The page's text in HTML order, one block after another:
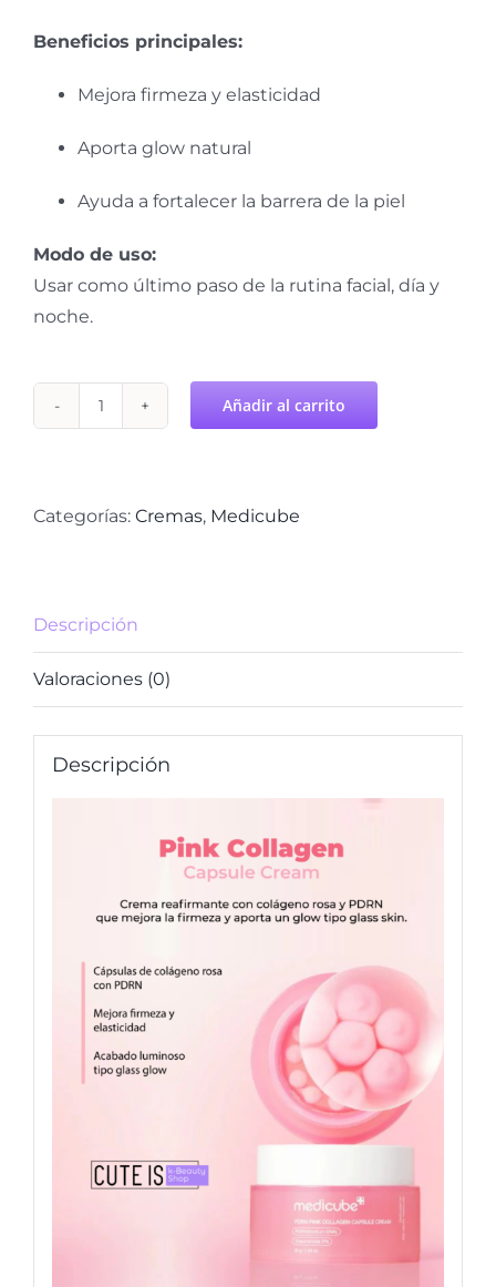
Beneficios principales:
Mejora firmeza y elasticidad
Aporta glow natural
Ayuda a fortalecer la barrera de la piel
Modo de uso:
Usar como último paso de la rutina facial, día y
noche.
Pink
Añadir al carrito
Categorías: Cremas, Medicube
Descripción
Valoraciones (0)
Descripción